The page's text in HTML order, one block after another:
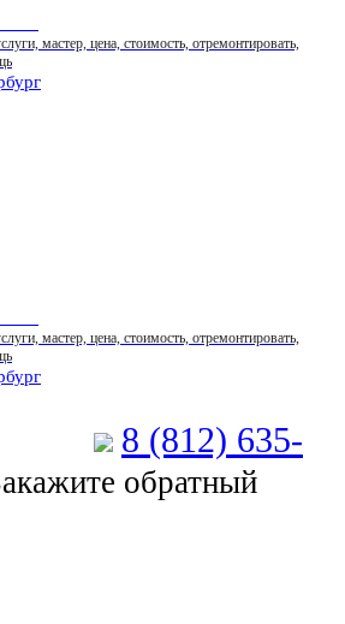
8 (812) 635-
обратный